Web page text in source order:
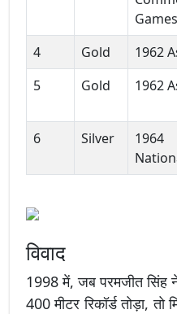
Games
4 Gold 1962
5
Gold 1962
6
Silver
विवाद
1998 में, जब परमजीत सिंह
400 मीटर रिकॉर्ड तोड़ा, तो